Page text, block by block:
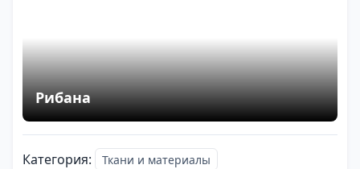
Рибана
Категория: Ткани и материалы